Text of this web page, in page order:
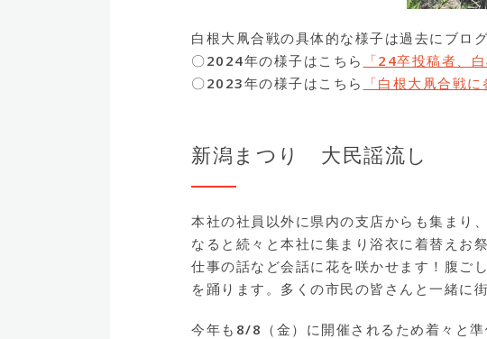
白根大凧合戦の具体的な様子は過去にブロ
〇2024年の様子はこちら
「24卒投稿者、
〇2023年の様子はこちら
「白根大凧合戦
新潟まつり 大民謡流し
本社の社員以外に県内の支店からも集まり
なると続々と本社に集まり浴衣に着替えお
仕事の話など会話に花を咲かせます！腹ご
を踊ります。多くの市民の皆さんと一緒に
今年も8/8（金）に開催されるため着々と